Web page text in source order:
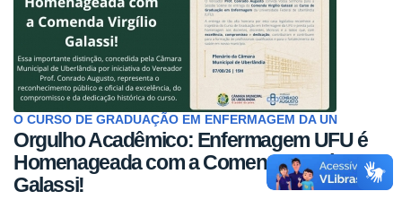
O CURSO DE GRADUAÇÃO EM ENFERMAGEM DA UN
Orgulho Acadêmico: Enfermagem UFU é
Homenageada com a Comenda Virgílio
Galassi!